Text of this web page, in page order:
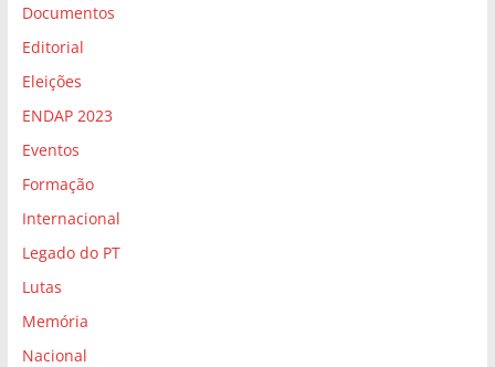
Documentos
Editorial
Eleições
ENDAP 2023
Eventos
Formação
Internacional
Legado do PT
Lutas
Memória
Nacional